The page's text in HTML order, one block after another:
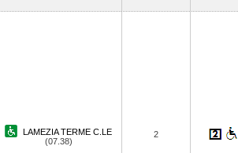
LAMEZIA TERME C.LE
(07.38)
2